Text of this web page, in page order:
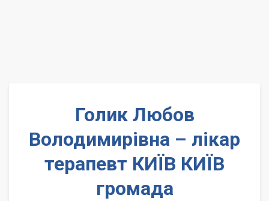
Голик Любов
Володимирівна – лікар
терапевт КИЇВ КИЇВ
громада